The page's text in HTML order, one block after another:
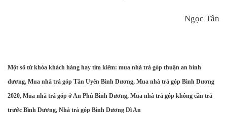
Ngọc Tân
Một số từ khóa khách hàng hay tìm kiếm: mua nhà trả góp thuận an bình
dương, Mua nhà trả góp Tân Uyên Bình Dương, Mua nhà trả góp Bình Dương
2020, Mua nhà trả góp ở An Phú Bình Dương, Mua nhà trả góp không cần trả
trước Bình Dương, Nhà trả góp Bình Dương Dĩ An